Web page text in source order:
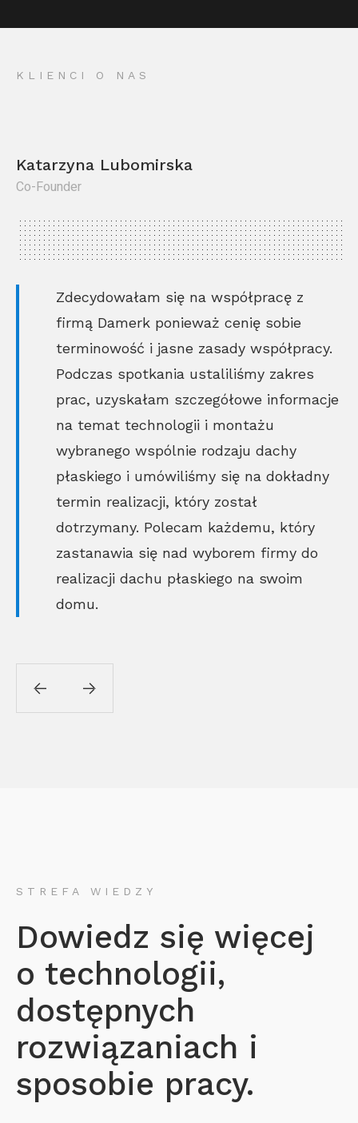
KLIENCI O NAS
Katarzyna Lubomirska
Co-Founder
Zdecydowałam się na współpracę z
firmą Damerk ponieważ cenię sobie
terminowość i jasne zasady współpracy.
Podczas spotkania ustaliliśmy zakres
prac, uzyskałam szczegółowe informacje
na temat technologii i montażu
wybranego wspólnie rodzaju dachy
płaskiego i umówiliśmy się na dokładny
termin realizacji, który został
dotrzymany. Polecam każdemu, który
zastanawia się nad wyborem firmy do
realizacji dachu płaskiego na swoim
domu.
STREFA WIEDZY
Dowiedz się więcej
o technologii,
dostępnych
rozwiązaniach i
sposobie pracy.